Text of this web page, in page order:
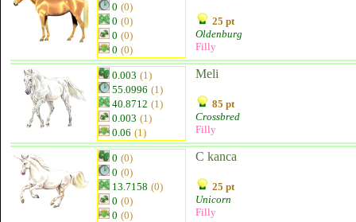
0 (0)
0 (0)
0 (0)
0 (0)
25 pt
Oldenburg
Filly
0.003 (1)
55.0996 (1)
40.8712 (1)
0.003 (1)
0.06 (1)
Meli
85 pt
Crossbred
Filly
0 (0)
0 (0)
13.7158 (0)
0 (0)
0 (0)
C kanca
25 pt
Unicorn
Filly